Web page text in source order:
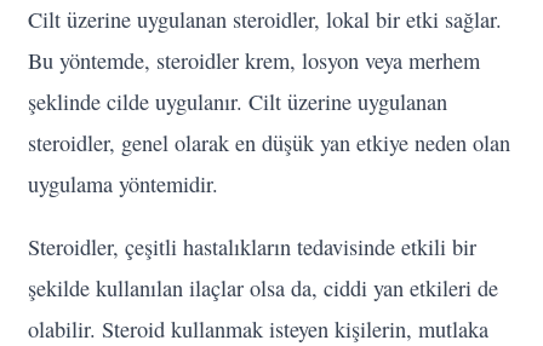
Cilt üzerine uygulanan steroidler, lokal bir etki sağlar.
Bu yöntemde, steroidler krem, losyon veya merhem
şeklinde cilde uygulanır. Cilt üzerine uygulanan
steroidler, genel olarak en düşük yan etkiye neden olan
uygulama yöntemidir.
Steroidler, çeşitli hastalıkların tedavisinde etkili bir
şekilde kullanılan ilaçlar olsa da, ciddi yan etkileri de
olabilir. Steroid kullanmak isteyen kişilerin, mutlaka